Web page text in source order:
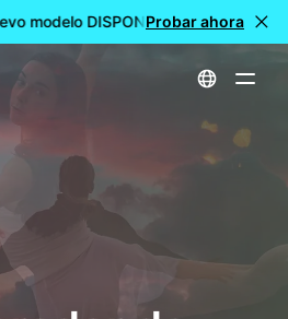
modelo DISPONIBLE: Dreamina
Probar ahora